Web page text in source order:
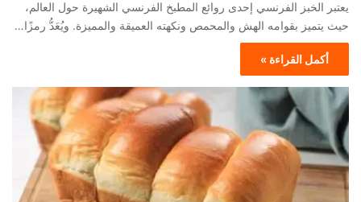
يعتبر الخبز الفرنسي إحدى روائع المطبخ الفرنسي الشهيرة حول العالم،
حيث يتميز بقوامه الهش والمحمص ونكهته العميقة والمميزة. ويُعَدُّ رمزًا…
أكمل القراءة »